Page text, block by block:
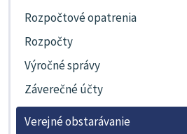
Rozpočtové opatrenia
Rozpočty
Výročné správy
Záverečné účty
Verejné obstarávanie